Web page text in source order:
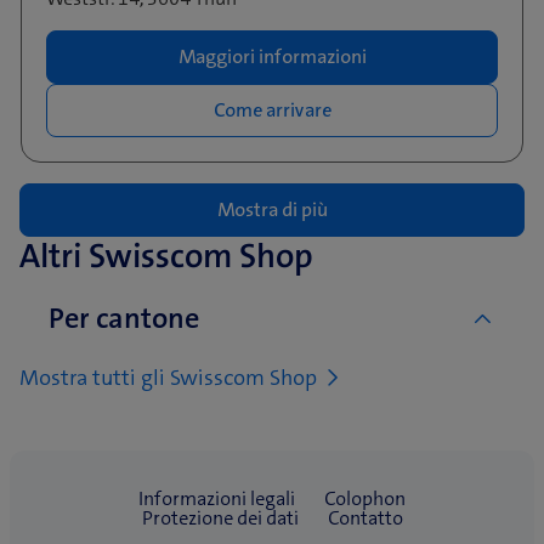
Maggiori informazioni
Come arrivare
Mostra di più
Altri Swisscom Shop
Per cantone
Mostra tutti gli Swisscom Shop